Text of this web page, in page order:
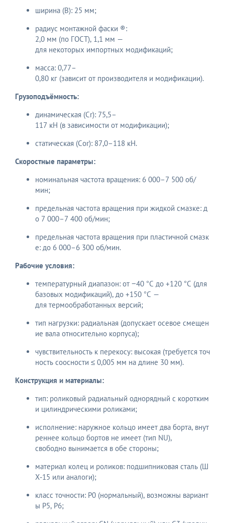
ширина (B): 25 мм;
радиус монтажной фаски ®:
2,0 мм (по ГОСТ), 1,1 мм —
для некоторых импортных модификаций;
масса: 0,77–
0,80 кг (зависит от производителя и модификации).
Грузоподъёмность:
динамическая (Cr​): 75,5–
117 кН (в зависимости от модификации);
статическая (Cor​): 87,0–118 кН.
Скоростные параметры:
номинальная частота вращения: 6 000–7 500 об/
мин;
предельная частота вращения при жидкой смазке: д
о 7 000–7 400 об/мин;
предельная частота вращения при пластичной смазк
е: до 6 000–6 300 об/мин.
Рабочие условия:
температурный диапазон: от −40 °C до +120 °C (для
базовых модификаций), до +150 °C —
для термообработанных версий;
тип нагрузки: радиальная (допускает осевое смещен
ие вала относительно корпуса);
чувствительность к перекосу: высокая (требуется точ
ность соосности ≤ 0,005 мм на длине 30 мм).
Конструкция и материалы:
тип: роликовый радиальный однорядный с коротким
и цилиндрическими роликами;
исполнение: наружное кольцо имеет два борта, внут
реннее кольцо бортов не имеет (тип NU),
свободно вынимается в обе стороны;
материал колец и роликов: подшипниковая сталь (Ш
Х‑15 или аналоги);
класс точности: P0 (нормальный), возможны вариант
ы P5, P6;